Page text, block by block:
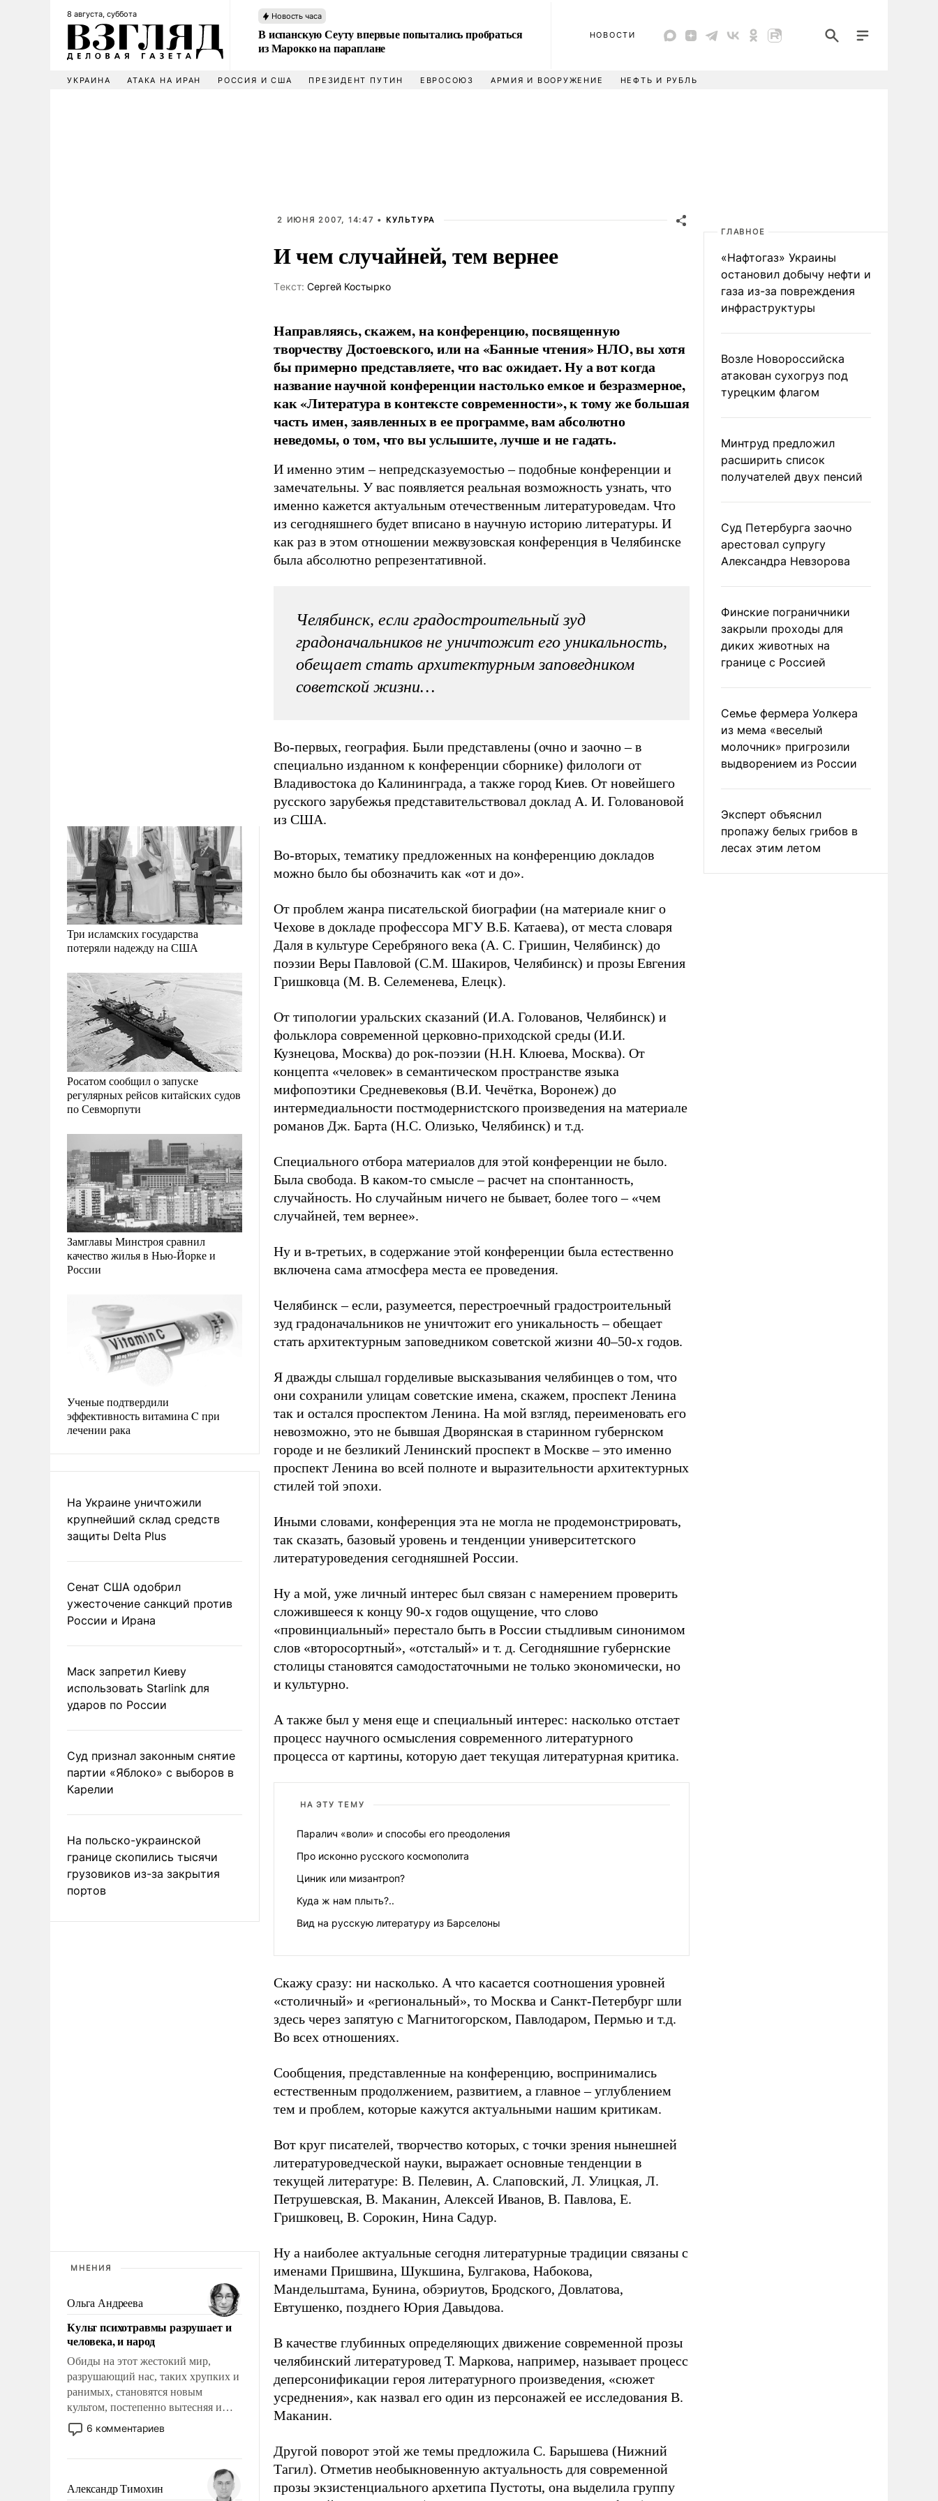
8 августа, суббота Новость часа
В испанскую Сеуту впервые попытались пробраться
из Марокко на параплане
НОВОСТИ
УКРАИНА АТАКА НА ИРАН РОССИЯ И США ПРЕЗИДЕНТ ПУТИН ЕВРОСОЮЗ АРМИЯ И ВООРУЖЕНИЕ НЕФТЬ И РУБЛЬ
Три исламских государства
потеряли надежду на США
Росатом сообщил о запуске
регулярных рейсов китайских судов
по Севморпути
Замглавы Минстроя сравнил
качество жилья в Нью-Йорке и
России
Ученые подтвердили
эффективность витамина C при
лечении рака
На Украине уничтожили
крупнейший склад средств
защиты Delta Plus
Сенат США одобрил
ужесточение санкций против
России и Ирана
Маск запретил Киеву
использовать Starlink для
ударов по России
Суд признал законным снятие
партии «Яблоко» с выборов в
Карелии
На польско-украинской
границе скопились тысячи
грузовиков из-за закрытия
портов
МНЕНИЯ
Ольга Андреева
Культ психотравмы разрушает и
человека, и народ
Обиды на этот жестокий мир,
разрушающий нас, таких хрупких и
ранимых, становятся новым
культом, постепенно вытесняя и
отменяя традиционное требование к
человеку – быть мужественным и
на себя ответственность, помогать
слабым, идти вперед и
6 комментариев
Александр Тимохин
2 ИЮНЯ 2007, 14:47 • КУЛЬТУРА
И чем случайней, тем вернее
Tекст: Сергей Костырко
Направляясь, скажем, на конференцию, посвященную
творчеству Достоевского, или на «Банные чтения» НЛО, вы хотя
бы примерно представляете, что вас ожидает. Ну а вот когда
название научной конференции настолько емкое и безразмерное,
как «Литература в контексте современности», к тому же большая
часть имен, заявленных в ее программе, вам абсолютно
неведомы, о том, что вы услышите, лучше и не гадать.
И именно этим – непредсказуемостью – подобные конференции и
замечательны. У вас появляется реальная возможность узнать, что
именно кажется актуальным отечественным литературоведам. Что
из сегодняшнего будет вписано в научную историю литературы. И
как раз в этом отношении межвузовская конференция в Челябинске
была абсолютно репрезентативной.
Челябинск, если градостроительный зуд
градоначальников не уничтожит его уникальность,
обещает стать архитектурным заповедником
советской жизни…
Во-первых, география. Были представлены (очно и заочно – в
специально изданном к конференции сборнике) филологи от
Владивостока до Калининграда, а также город Киев. От новейшего
русского зарубежья представительствовал доклад А. И. Головановой
из США.
Во-вторых, тематику предложенных на конференцию докладов
можно было бы обозначить как «от и до».
От проблем жанра писательской биографии (на материале книг о
Чехове в докладе профессора МГУ В.Б. Катаева), от места словаря
Даля в культуре Серебряного века (А. С. Гришин, Челябинск) до
поэзии Веры Павловой (С.М. Шакиров, Челябинск) и прозы Евгения
Гришковца (М. В. Селеменева, Елецк).
От типологии уральских сказаний (И.А. Голованов, Челябинск) и
фольклора современной церковно-приходской среды (И.И.
Кузнецова, Москва) до рок-поэзии (Н.Н. Клюева, Москва). От
концепта «человек» в семантическом пространстве языка
мифопоэтики Средневековья (В.И. Чечётка, Воронеж) до
интермедиальности постмодернистского произведения на материале
романов Дж. Барта (Н.С. Олизько, Челябинск) и т.д.
Специального отбора материалов для этой конференции не было.
Была свобода. В каком-то смысле – расчет на спонтанность,
случайность. Но случайным ничего не бывает, более того – «чем
случайней, тем вернее».
Ну и в-третьих, в содержание этой конференции была естественно
включена сама атмосфера места ее проведения.
Челябинск – если, разумеется, перестроечный градостроительный
зуд градоначальников не уничтожит его уникальность – обещает
стать архитектурным заповедником советской жизни 40–50-х годов.
Я дважды слышал горделивые высказывания челябинцев о том, что
они сохранили улицам советские имена, скажем, проспект Ленина
так и остался проспектом Ленина. На мой взгляд, переименовать его
невозможно, это не бывшая Дворянская в старинном губернском
городе и не безликий Ленинский проспект в Москве – это именно
проспект Ленина во всей полноте и выразительности архитектурных
стилей той эпохи.
Иными словами, конференция эта не могла не продемонстрировать,
так сказать, базовый уровень и тенденции университетского
литературоведения сегодняшней России.
Ну а мой, уже личный интерес был связан с намерением проверить
сложившееся к концу 90-х годов ощущение, что слово
«провинциальный» перестало быть в России стыдливым синонимом
слов «второсортный», «отсталый» и т. д. Сегодняшние губернские
столицы становятся самодостаточными не только экономически, но
и культурно.
А также был у меня еще и специальный интерес: насколько отстает
процесс научного осмысления современного литературного
процесса от картины, которую дает текущая литературная критика.
НА ЭТУ ТЕМУ
Паралич «воли» и способы его преодоления
Про исконно русского космополита
Циник или мизантроп?
Куда ж нам плыть?..
Вид на русскую литературу из Барселоны
Скажу сразу: ни насколько. А что касается соотношения уровней
«столичный» и «региональный», то Москва и Санкт-Петербург шли
здесь через запятую с Магнитогорском, Павлодаром, Пермью и т.д.
Во всех отношениях.
Сообщения, представленные на конференцию, воспринимались
естественным продолжением, развитием, а главное – углублением
тем и проблем, которые кажутся актуальными нашим критикам.
Вот круг писателей, творчество которых, с точки зрения нынешней
литературоведческой науки, выражает основные тенденции в
текущей литературе: В. Пелевин, А. Слаповский, Л. Улицкая, Л.
Петрушевская, В. Маканин, Алексей Иванов, В. Павлова, Е.
Гришковец, В. Сорокин, Нина Садур.
Ну а наиболее актуальные сегодня литературные традиции связаны с
именами Пришвина, Шукшина, Булгакова, Набокова,
Мандельштама, Бунина, обэриутов, Бродского, Довлатова,
Евтушенко, позднего Юрия Давыдова.
В качестве глубинных определяющих движение современной прозы
челябинский литературовед Т. Маркова, например, называет процесс
деперсонификации героя литературного произведения, «сюжет
усреднения», как назвал его один из персонажей ее исследования В.
Маканин.
Другой поворот этой же темы предложила С. Барышева (Нижний
Тагил). Отметив необыкновенную актуальность для современной
прозы экзистенциального архетипа Пустоты, она выделила группу
ГЛАВНОЕ
«Нафтогаз» Украины
остановил добычу нефти и
газа из-за повреждения
инфраструктуры
Возле Новороссийска
атакован сухогруз под
турецким флагом
Минтруд предложил
расширить список
получателей двух пенсий
Суд Петербурга заочно
арестовал супругу
Александра Невзорова
Финские пограничники
закрыли проходы для
диких животных на
границе с Россией
Семье фермера Уолкера
из мема «веселый
молочник» пригрозили
выдворением из России
Эксперт объяснил
пропажу белых грибов в
лесах этим летом